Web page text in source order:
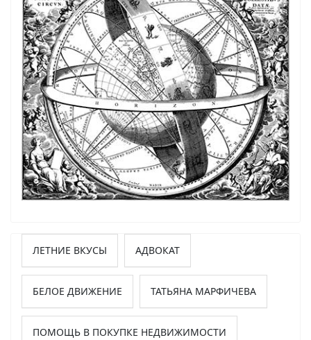
ЛЕТНИЕ ВКУСЫ АДВОКАТ
БЕЛОЕ ДВИЖЕНИЕ ТАТЬЯНА МАРФИЧЕВА
ПОМОЩЬ В ПОКУПКЕ НЕДВИЖИМОСТИ